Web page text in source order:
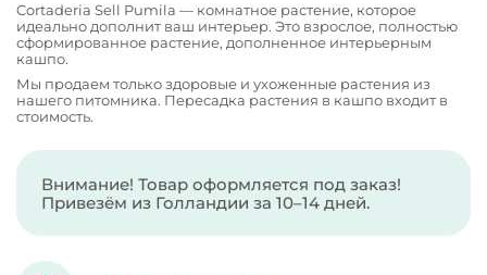
Cortaderia Sell Pumila — комнатное растение, которое
идеально дополнит ваш интерьер. Это взрослое, полностью
сформированное растение, дополненное интерьерным
кашпо.
Мы продаем только здоровые и ухоженные растения из
нашего питомника. Пересадка растения в кашпо входит в
стоимость.
Внимание! Товар оформляется под заказ!
Привезём из Голландии за 10–14 дней.